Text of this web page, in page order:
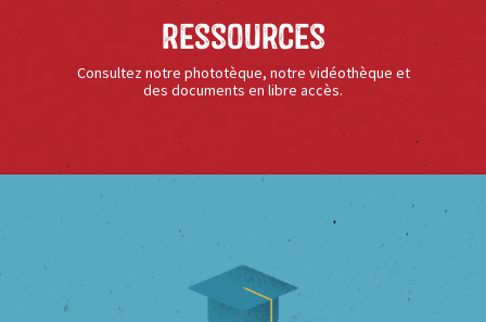
Ressources
Consultez notre phototèque, notre vidéothèque et
des documents en libre accès.